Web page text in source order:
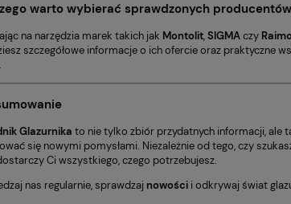
warto wybierać sprawdzonych
na narzędzia marek takich jak Montolit,SIGMAczy
szczegółowe informacje o ich ofercie oraz praktyczne
Glazurnika to nie tylko zbiór przydatnych informacji, ale
się nowymi pomysłami. Niezależnie od tego, czy
Ci wszystkiego, czego potrzebujesz.
nas regularnie, sprawdzaj nowości i odkrywaj świat